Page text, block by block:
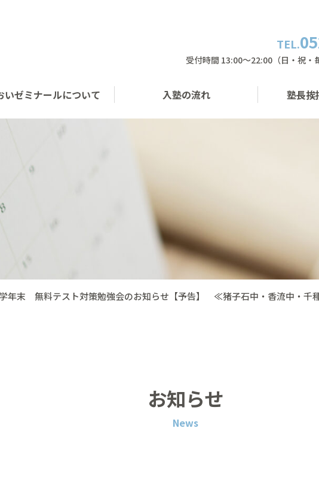
TEL.
受付時間 13:00〜22:00（日・祝・
いゼミナールについて 入塾の流れ 塾長挨
年末 無料テスト対策勉強会のお知らせ【予告】 ≪猪子石中・香流中・
お知らせ
News